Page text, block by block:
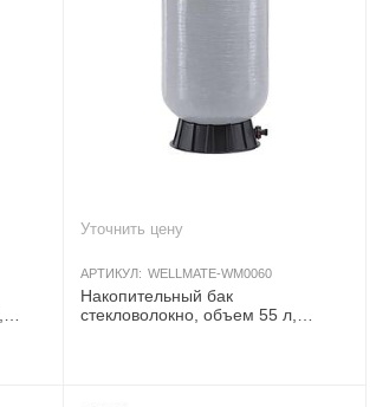
Уточнить цену
АРТИКУЛ: WELLMATE-WM0060
Накопительный бак
стекловолокно, объем 55 л,